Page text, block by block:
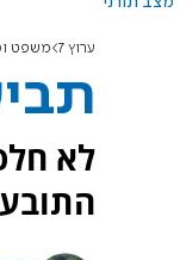
ערוץ 7 משפט
לא